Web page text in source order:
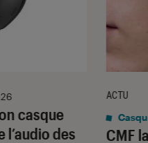
casque
des
CMF
ACTU